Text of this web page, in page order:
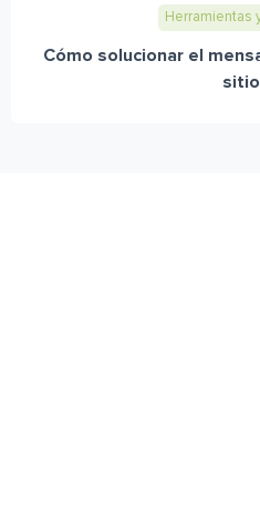
Herramientas
Cómo solucionar el